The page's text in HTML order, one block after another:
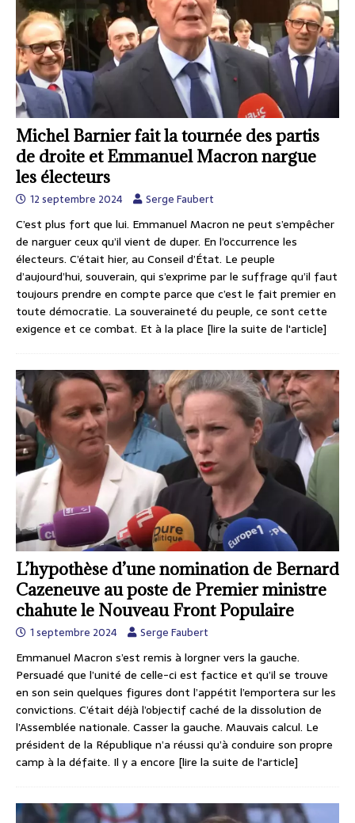
Michel Barnier fait la tournée des partis
de droite et Emmanuel Macron nargue
les électeurs
12 septembre 2024 Serge Faubert
C’est plus fort que lui. Emmanuel Macron ne peut s’empêcher
de narguer ceux qu’il vient de duper. En l’occurrence les
électeurs. C’était hier, au Conseil d’État. Le peuple
d’aujourd’hui, souverain, qui s’exprime par le suffrage qu’il faut
toujours prendre en compte parce que c’est le fait premier en
toute démocratie. La souveraineté du peuple, ce sont cette
exigence et ce combat. Et à la place [lire la suite de l'article]
L’hypothèse d’une nomination de Bernard
Cazeneuve au poste de Premier ministre
chahute le Nouveau Front Populaire
1 septembre 2024 Serge Faubert
Emmanuel Macron s’est remis à lorgner vers la gauche.
Persuadé que l’unité de celle-ci est factice et qu’il se trouve
en son sein quelques figures dont l’appétit l’emportera sur les
convictions. C’était déjà l’objectif caché de la dissolution de
l’Assemblée nationale. Casser la gauche. Mauvais calcul. Le
président de la République n’a réussi qu’à conduire son propre
camp à la défaite. Il y a encore [lire la suite de l'article]